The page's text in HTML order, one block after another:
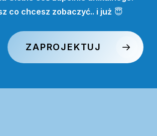
co chcesz zobaczyć.. i już 😇
ZAPROJEKTUJ